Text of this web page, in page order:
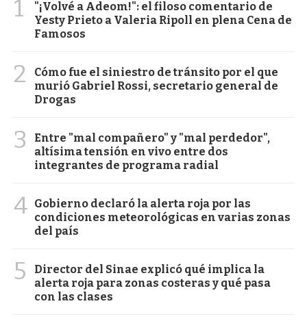
1
"¡Volvé a Adeom!": el filoso comentario de
Yesty Prieto a Valeria Ripoll en plena Cena de
Famosos
2
Cómo fue el siniestro de tránsito por el que
murió Gabriel Rossi, secretario general de
Drogas
3
Entre "mal compañero" y "mal perdedor",
altísima tensión en vivo entre dos
integrantes de programa radial
4 Gobierno declaró la alerta roja por las
condiciones meteorológicas en varias zonas
del país
5
Director del Sinae explicó qué implica la
alerta roja para zonas costeras y qué pasa
con las clases